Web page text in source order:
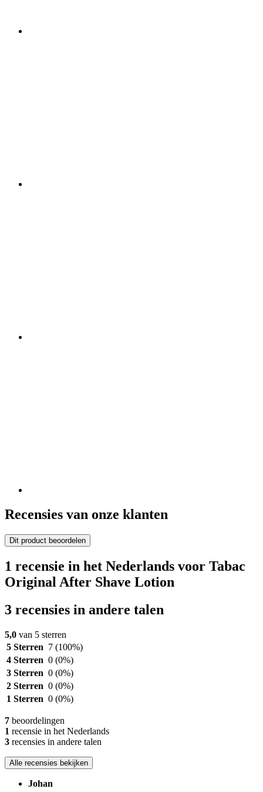
Recensies van onze klanten
Dit product beoordelen
1 recensie in het Nederlands voor Tabac
Original After Shave Lotion
3 recensies in andere talen
5,0 van 5 sterren
5 Sterren 7 (100%)
4 Sterren 0 (0%)
3 Sterren 0 (0%)
2 Sterren 0 (0%)
1 Sterren 0 (0%)
7 beoordelingen
1 recensie in het Nederlands
3 recensies in andere talen
Alle recensies bekijken
Johan